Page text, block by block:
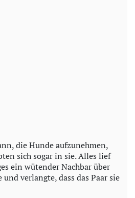
die Hunde aufzunehmen,
sich sogar in sie. Alles lief
ein wütender Nachbar über
verlangte, dass das Paar sie